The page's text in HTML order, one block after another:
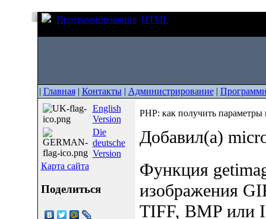
Программирование HTML
| Главная| Контакты| Администрирование|
English
Version
Die
deutsche
Version
Карта сайта
Поделиться
PHP: как получить
Добавил(а)
Функция
изображения
TIFF, BMP или